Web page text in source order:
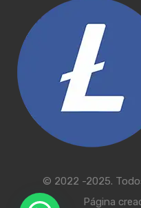
© 2022 -2025.
Página